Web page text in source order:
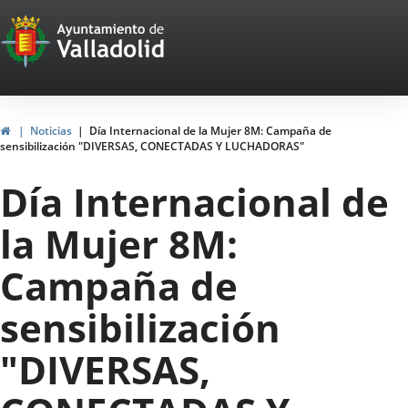
Portal
Web
del
Ayuntamiento
de
Valladolid
HomeNoticias
Día Internacional de la Mujer 8M: Campaña de
sensibilización "DIVERSAS, CONECTADAS Y LUCHADORAS"
Día Internacional de
la Mujer 8M:
Campaña de
sensibilización
"DIVERSAS,